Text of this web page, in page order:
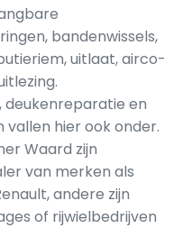
banden­wissels,
uitlaat, airco­
deuken­reparatie en
hier ook onder.
Waard zijn
van merken als
andere zijn
of rijwielbedrijven